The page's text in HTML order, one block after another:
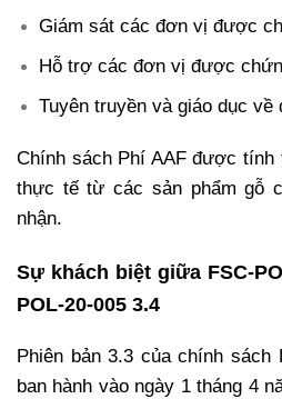
Giám sát các đơn vị được
Hỗ trợ các đơn vị được
Tuyên truyền và giáo dục
Chính sách Phí AAF được tính
thực tế từ các sản phẩm gỗ
nhận.
Sự khách biệt giữa FSC-
POL-20-005 3.4
Phiên bản 3.3 của chính
ban hành vào ngày 1 tháng 4